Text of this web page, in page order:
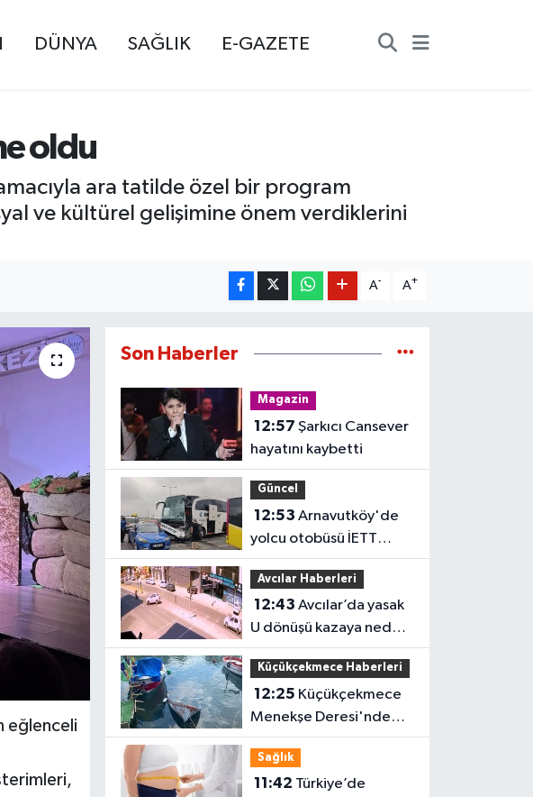
DÜNYA SAĞLIK E-GAZETE
oldu
ara tatilde özel bir program
ve kültürel gelişimine önem verdiklerini
A- A+
eğlenceli
Son Haberler
Magazin
12:57
hayatını kaybetti
Güncel
12:53
yolcu otobüsü İETT
otobüsüne çarptı
Avcılar Haberleri
12:43
U dönüşü kazaya neden
oldu
Küçükçekmece Haberleri
12:25
Menekşe Deresi'nde
batık tekneler
karabatakların yuvası
oldu
Sağlık
11:42